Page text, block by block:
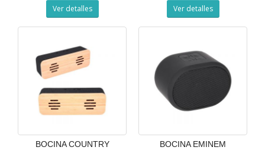
Ver detalles Ver detalles
BOCINA COUNTRY BOCINA EMINEM